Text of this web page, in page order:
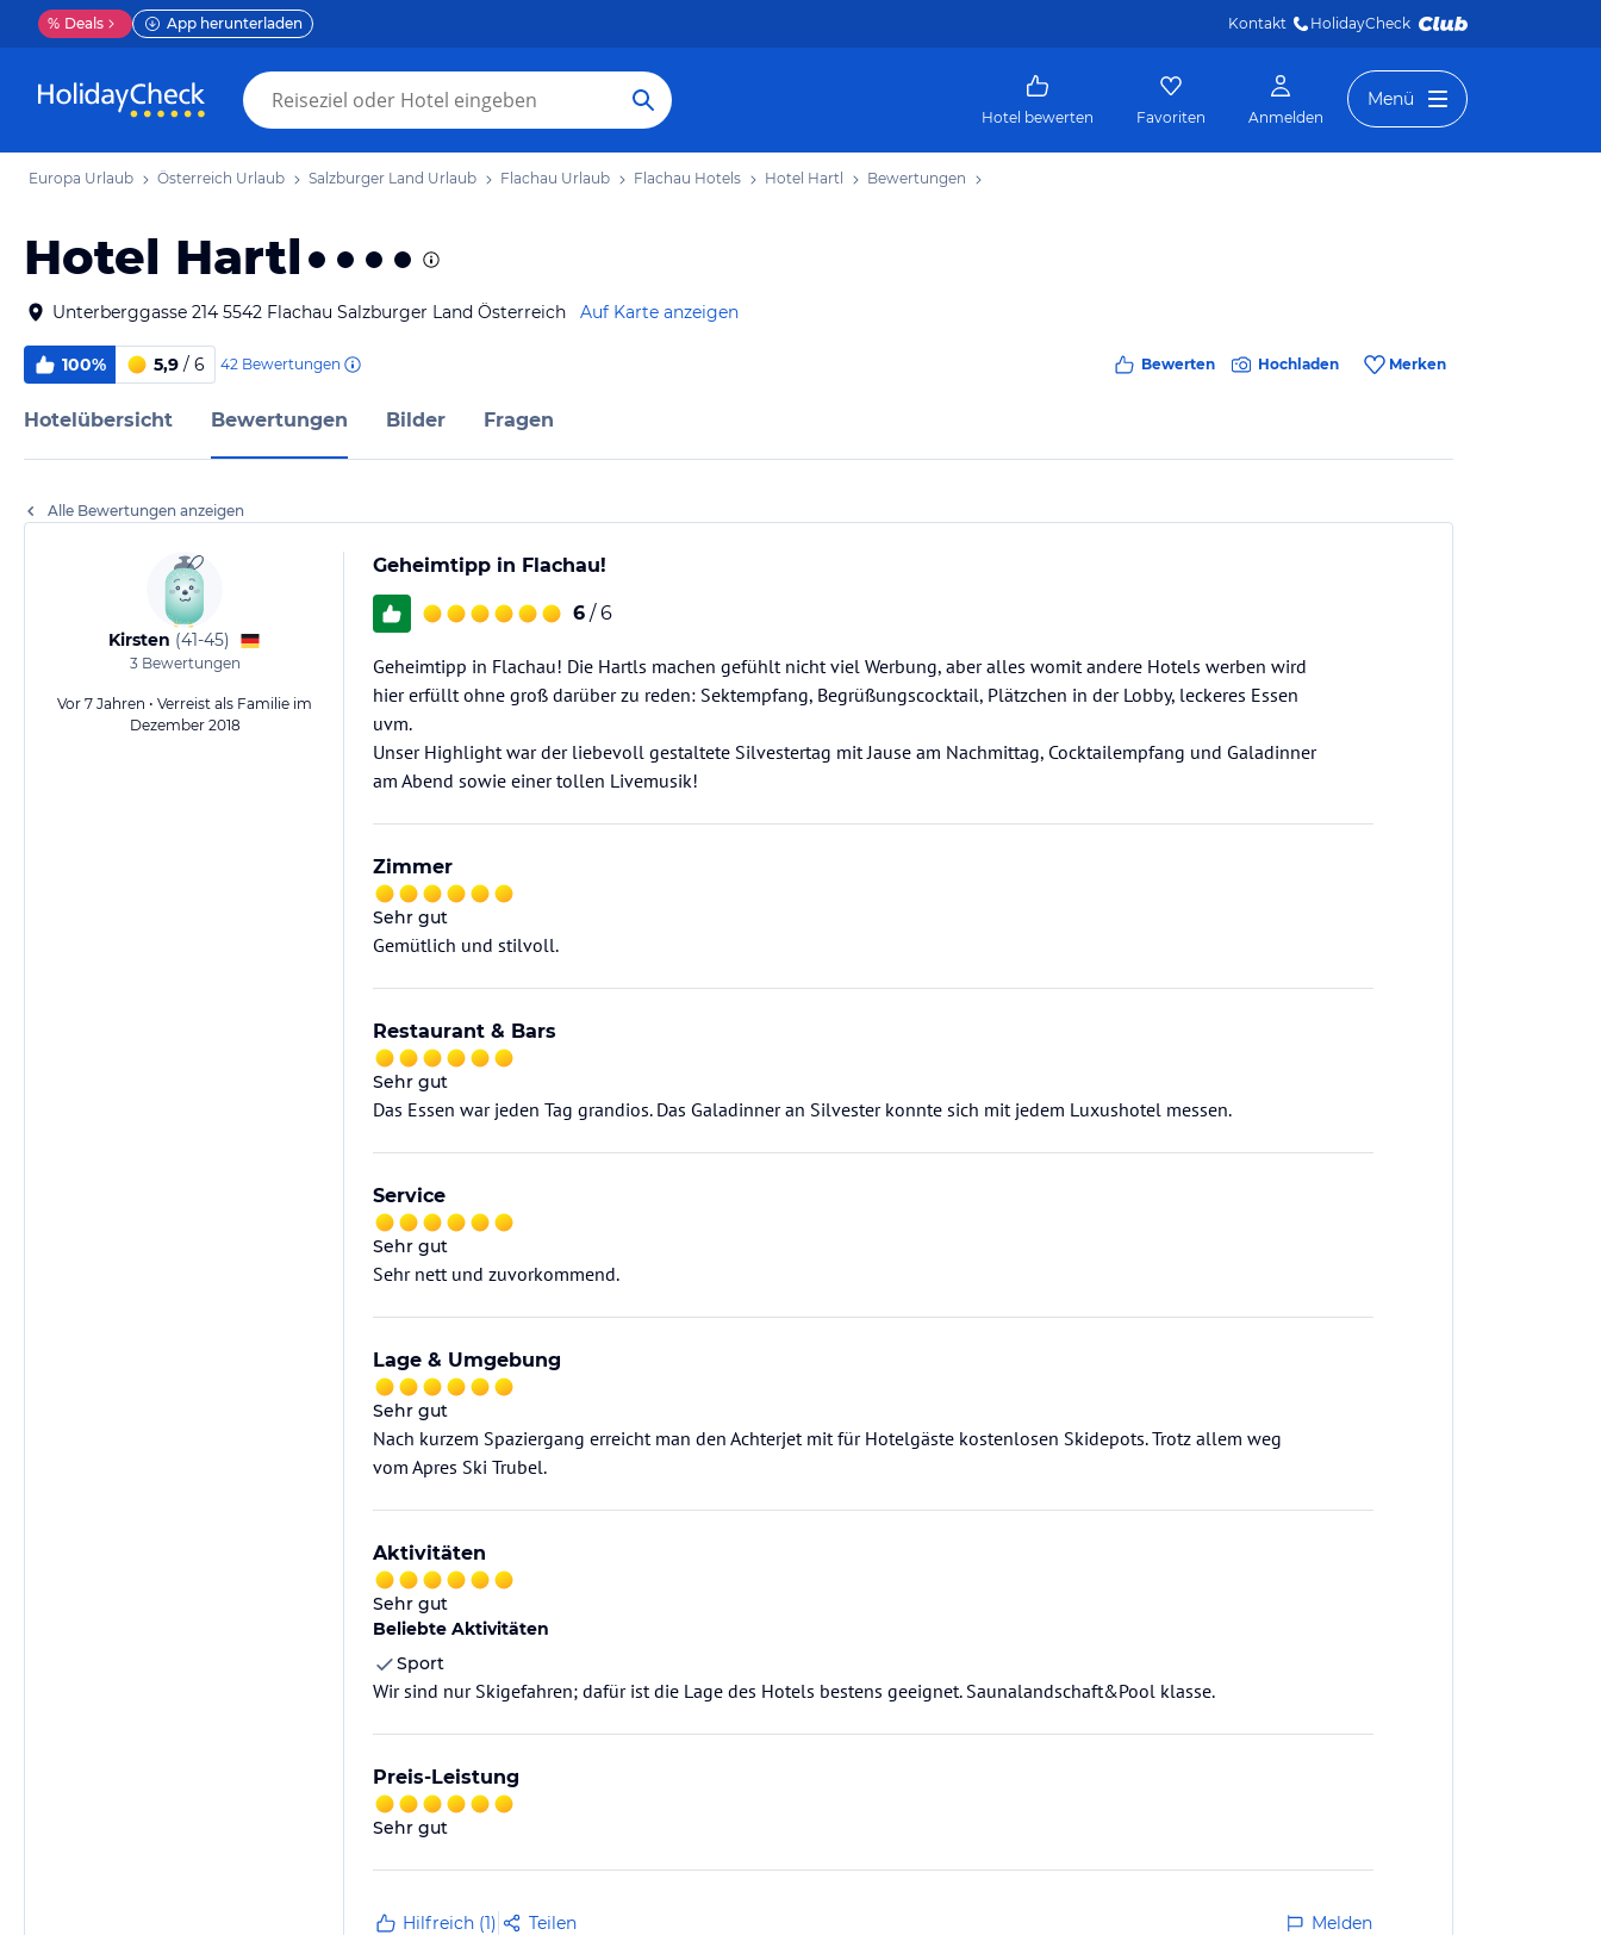
% Deals App herunterladen Kontakt HolidayCheck
Hotel bewerten Favoriten Anmelden
Menü
Europa Urlaub Österreich Urlaub Salzburger Land Urlaub Flachau Urlaub Flachau Hotels Hotel Hartl Bewertungen
Hotel Hartl
Unterberggasse 214 5542 Flachau Salzburger Land Österreich Auf Karte anzeigen
100% 5,9 / 6 42 Bewertungen Bewerten Hochladen Merken
Hotelübersicht Bewertungen Bilder Fragen
Alle Bewertungen anzeigen
Kirsten (41-45)
3Bewertungen
Vor 7 Jahren • Verreist als Familie im
Dezember 2018
Geheimtipp in Flachau!
6 / 6
Geheimtipp in Flachau! Die Hartls machen gefühlt nicht viel Werbung, aber alles womit andere Hotels werben wird
hier erfüllt ohne groß darüber zu reden: Sektempfang, Begrüßungscocktail, Plätzchen in der Lobby, leckeres Essen
uvm.
Unser Highlight war der liebevoll gestaltete Silvestertag mit Jause am Nachmittag, Cocktailempfang und Galadinner
am Abend sowie einer tollen Livemusik!
Zimmer
Sehr gut
Gemütlich und stilvoll.
Restaurant & Bars
Sehr gut
Das Essen war jeden Tag grandios. Das Galadinner an Silvester konnte sich mit jedem Luxushotel messen.
Service
Sehr gut
Sehr nett und zuvorkommend.
Lage & Umgebung
Sehr gut
Nach kurzem Spaziergang erreicht man den Achterjet mit für Hotelgäste kostenlosen Skidepots. Trotz allem weg
vom Apres Ski Trubel.
Aktivitäten
Sehr gut
Beliebte Aktivitäten
Sport
Wir sind nur Skigefahren; dafür ist die Lage des Hotels bestens geeignet. Saunalandschaft&Pool klasse.
Preis-Leistung
Sehr gut
Hilfreich (1) Teilen Melden